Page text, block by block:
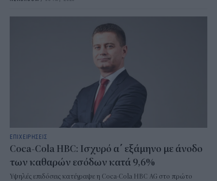
ΕΠΙΧΕΙΡΗΣΕΙΣ
Coca-Cola HBC: Ισχυρό α΄ εξάμηνο με άνοδο
των καθαρών εσόδων κατά 9,6%
Υψηλές επιδόσεις κατέγραψε η Coca-Cola HBC AG στο πρώτο